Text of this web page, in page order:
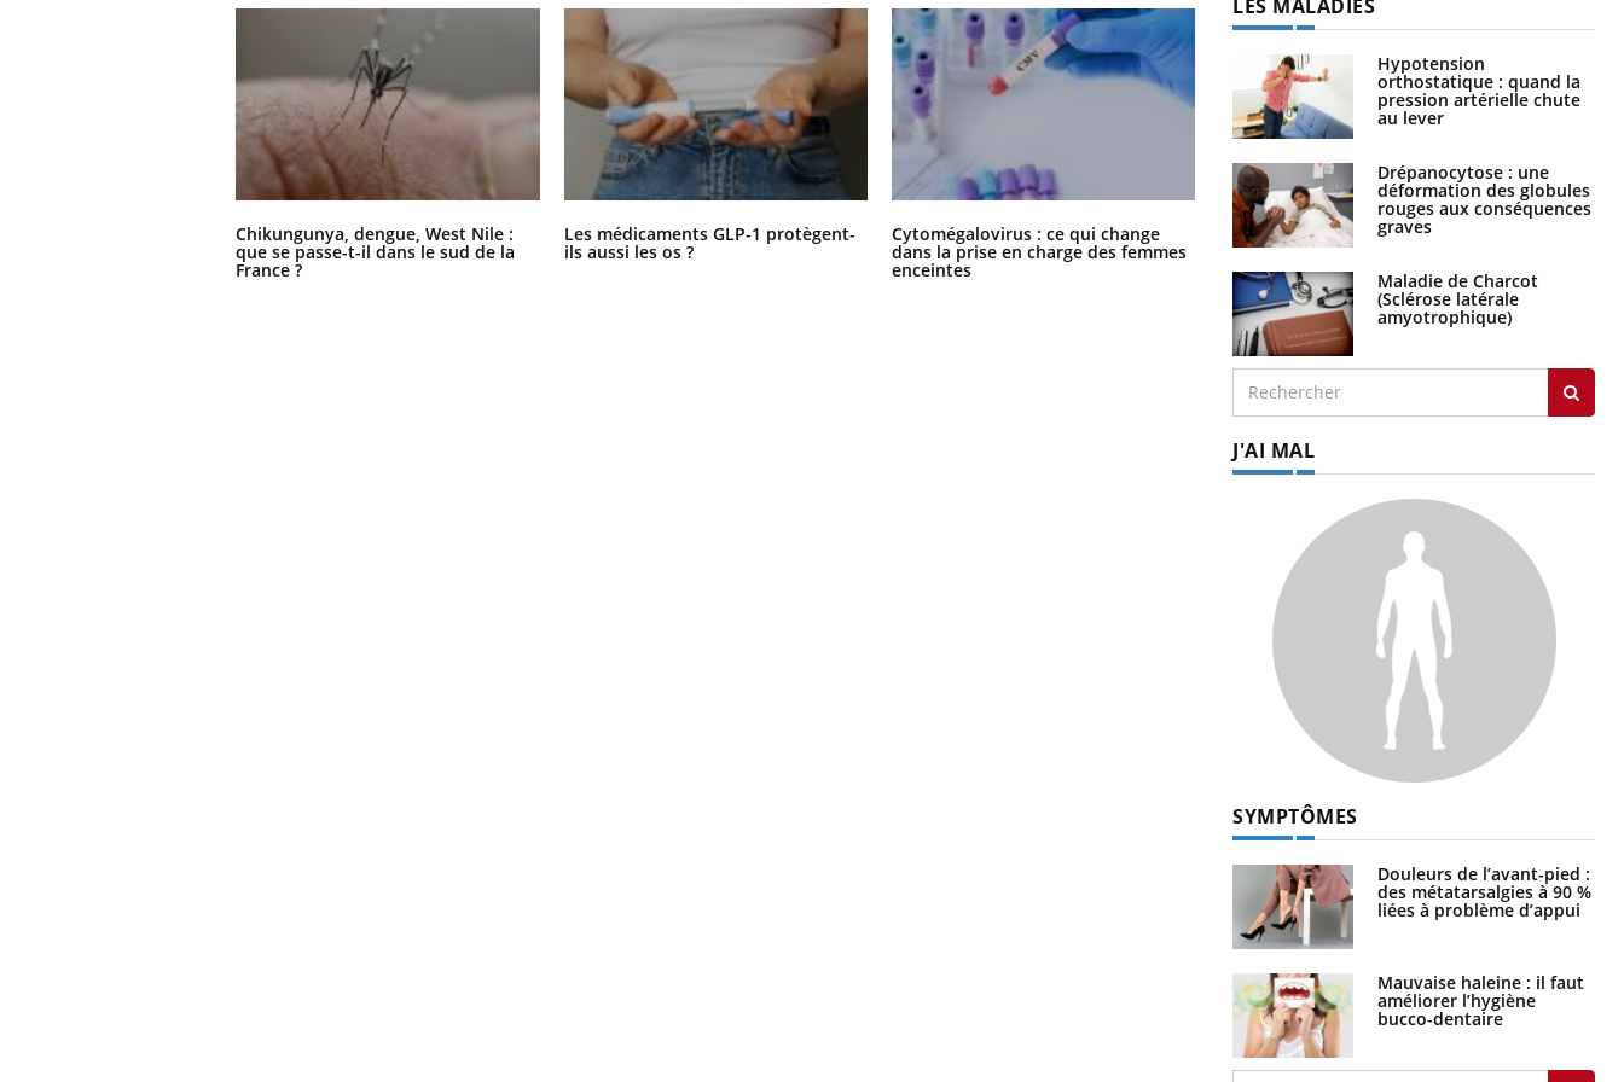
Chikungunya, dengue, West Nile :
que se passe-t-il dans le sud de la
France ?
Les médicaments GLP-1 protègent-
ils aussi les os ?
Cytomégalovirus : ce qui change
dans la prise en charge des femmes
enceintes
La sieste empêche-t-elle de dormir
la nuit ?
LES MALADIES
Hypotension
orthostatique : quand la
pression artérielle chute
au lever
Drépanocytose : une
déformation des globules
rouges aux conséquences
graves
Maladie de Charcot
(Sclérose latérale
amyotrophique)
J'AI MAL
SYMPTÔMES
Douleurs de l’avant-pied :
des métatarsalgies à 90 %
liées à problème d’appui
Mauvaise haleine : il faut
améliorer l’hygiène
bucco-dentaire